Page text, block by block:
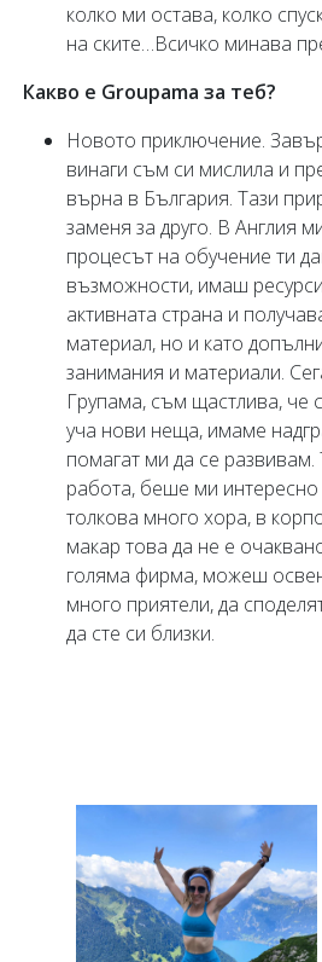
колко ми остава, колко
на ските…Всичко минава
Какво е Groupama за теб?
Новото приключение.
винаги съм си мислила и
върна в България. Тази
заменя за друго. В Англия
процесът на обучение ти
възможности, имаш
активната страна и
материал, но и като
занимания и материали.
Групама, съм щастлива, че
уча нови неща, имаме
помагат ми да се
работа, беше ми
толкова много хора, в
макар това да не е
голяма фирма, можеш
много приятели, да
да сте си близки.